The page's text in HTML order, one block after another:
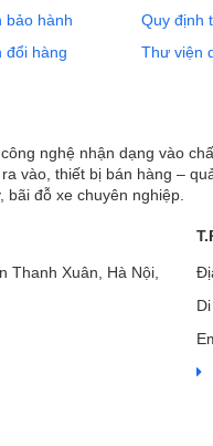
bảo hành
đổi hàng
Quy định
Thư viện
nghệ nhận dạng vào
vào, thiết bị bán hàng –
đỗ xe chuyên nghiệp.
Thanh Xuân, Hà Nội,